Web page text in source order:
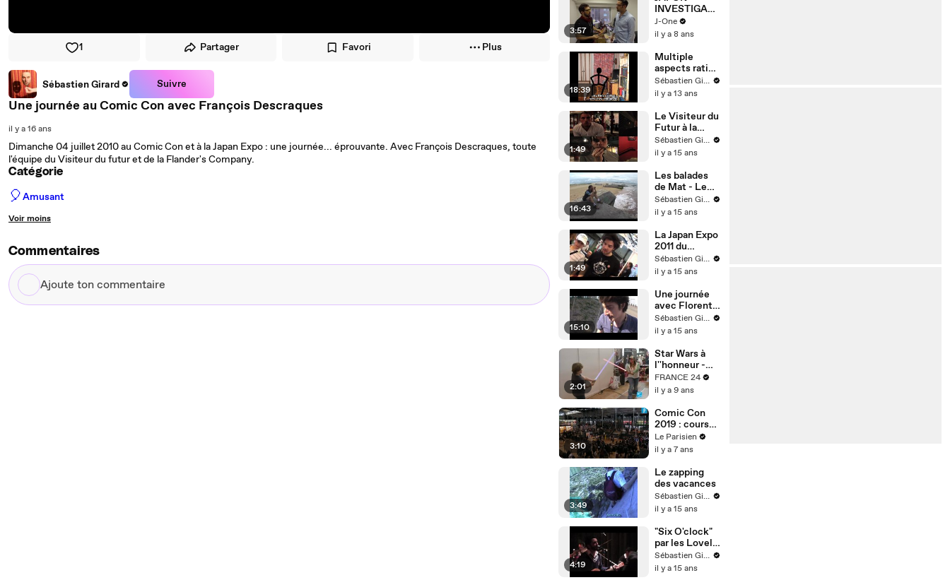
1 Partager Favori Plus
Sébastien Girard Suivre
Une journée au Comic Con avec François Descraques
il y a 16 ans
Dimanche 04 juillet 2010 au Comic Con et à la Japan Expo : une journée... éprouvante. Avec François Descraques, toute
l'équipe du Visiteur du futur et de la Flander's Company.
Catégorie
🎈Amusant
Voir moins
Commentaires
Ajoute
ton
3:57
INVESTIGATI
ON – Japan
Dream –
Frédéric
Toutlemonde
& Fabrice
Buon
J-One
il y a 8 ans
18:39
Multiple
aspects ratio:
the best
choice -
the best shot
Sébastien Girard
il y a 13 ans
1:49
Le Visiteur du
Futur à la
Gjertsen
Sébastien Girard
il y a 15 ans
16:43
Les balades
de Mat - Le
Cap-FerretSébastien Girard
il y a 15 ans
1:49
La Japan Expo
2011 du
Visiteur du
Futur
Sébastien Girard
il y a 15 ans
15:10
Une journée
avec Florent
Dorin au
Comic Con et
Sébastien Girard
il y a 15 ans
2:01
Star Wars à
l''honneur -
Visite guidée
du Comic Con
FRANCE 24
il y a 9 ans
3:10
Comic Con
2019 : cours
de sabre laser,
dessins en
comédie
musicale en
réalité
virtuelle
Le Parisien
il y a 7 ans
3:49
Le zapping
des vacances
Sébastien Girard
il y a 15 ans
4:19
"Six O'clock"
par les Lovely
Rita
Sébastien Girard
il y a 15 ans